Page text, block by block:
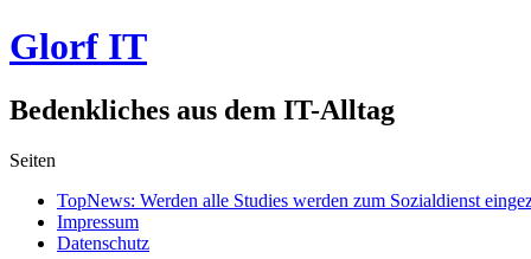
Glorf IT
Bedenkliches aus dem IT-Alltag
Seiten
TopNews: Werden alle Studies werden zum Sozialdienst
Impressum
Datenschutz